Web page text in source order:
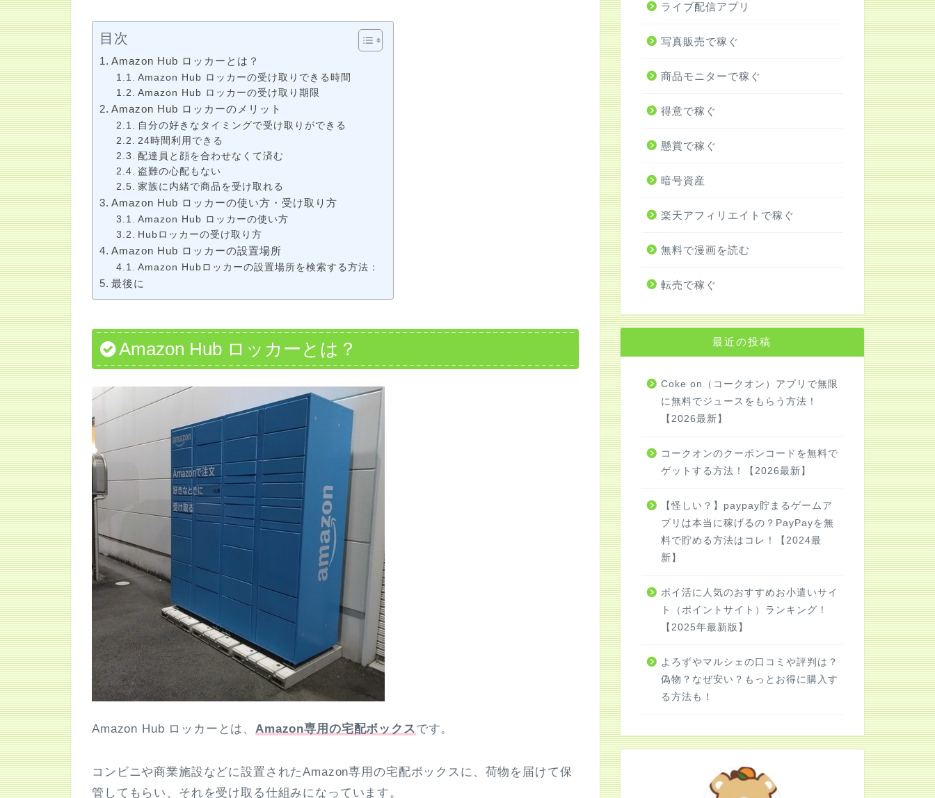
目次
Amazon Hub ロッカーとは？
Amazon Hub ロッカーの受け取りできる時間
Amazon Hub ロッカーの受け取り期限
Amazon Hub ロッカーのメリット
自分の好きなタイミングで受け取りができる
24時間利用できる
配達員と顔を合わせなくて済む
盗難の心配もない
家族に内緒で商品を受け取れる
Amazon Hub ロッカーの使い方・受け取り方
Amazon Hub ロッカーの使い方
Hubロッカーの受け取り方
Amazon Hub ロッカーの設置場所
Amazon Hubロッカーの設置場所を検索する方法：
最後に
Amazon Hub ロッカーとは？
Amazon Hub ロッカーとは、Amazon専用の宅配ボックスです。
コンビニや商業施設などに設置されたAmazon専用の宅配ボックスに、荷物を届けて保
管してもらい、それを受け取る仕組みになっています。
ライブ配信アプリ
写真販売で稼ぐ
商品モニターで稼ぐ
得意で稼ぐ
懸賞で稼ぐ
暗号資産
楽天アフィリエイトで稼ぐ
無料で漫画を読む
転売で稼ぐ
最近の投稿
Coke on（コークオン）アプリで無限
に無料でジュースをもらう方法！
【2026最新】
コークオンのクーポンコードを無料で
ゲットする方法！【2026最新】
【怪しい？】paypay貯まるゲームア
プリは本当に稼げるの？PayPayを無
料で貯める方法はコレ！【2024最
新】
ポイ活に人気のおすすめお小遣いサイ
ト（ポイントサイト）ランキング！
【2025年最新版】
よろずやマルシェの口コミや評判は？
偽物？なぜ安い？もっとお得に購入す
る方法も！